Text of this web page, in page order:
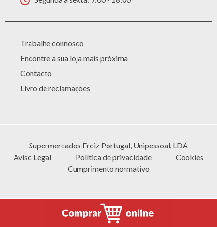
Trabalhe connosco
Encontre a sua loja mais próxima
Contacto
Livro de reclamações
Supermercados Froiz Portugal, Unipessoal, LDA
Aviso Legal
Política de privacidade
Cookies
Cumprimento normativo